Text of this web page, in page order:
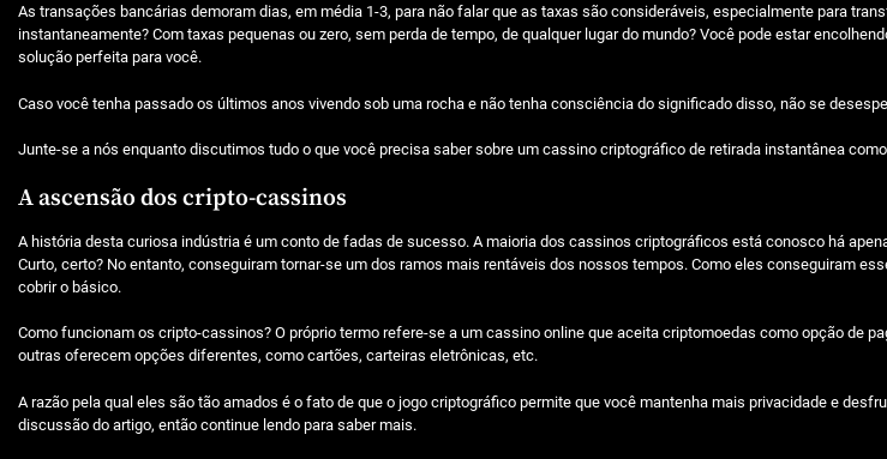
Tiki Tumble são grandes
As transações bancárias demoram dias, em média 1-3, para não falar que as taxas são consideráveis, especialmente para
instantaneamente? Com taxas pequenas ou zero, sem perda de tempo, de qualquer lugar do mundo? Você pode estar
solução perfeita para você.
Caso você tenha passado os últimos anos vivendo sob uma rocha e não tenha consciência do significado disso, não se
Junte-se a nós enquanto discutimos tudo o que você precisa saber sobre um cassino criptográfico de retirada instantânea
A ascensão dos cripto-cassinos
A história desta curiosa indústria é um conto de fadas de sucesso. A maioria dos cassinos criptográficos está conosco há
Curto, certo? No entanto, conseguiram tornar-se um dos ramos mais rentáveis dos nossos tempos. Como eles conseguiram
cobrir o básico.
Como funcionam os cripto-cassinos? O próprio termo refere-se a um cassino online que aceita criptomoedas como opção de
outras oferecem opções diferentes, como cartões, carteiras eletrônicas, etc.
A razão pela qual eles são tão amados é o fato de que o jogo criptográfico permite que você mantenha mais privacidade e
discussão do artigo, então continue lendo para saber mais.